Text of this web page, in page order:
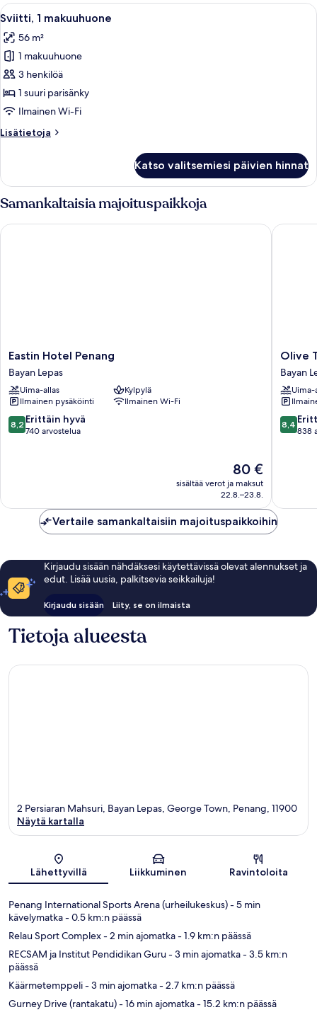
hengen
Avaa
kaikki
huonetyypin
Sviitti,
1
makuuhuone
kuvat
Moderni hotellihuone, jossa on
7
Sviitti, 1 makuuhuone
56 m²
1 makuuhuone
3 henkilöä
1 suuri parisänky
Ilmainen Wi-Fi
Lisätietoja
Lisätietoja
makuuhuone
Katso valitsemiesi päivien hinnat
Samankaltaisia majoituspaikkoja
Eastin
Hotel
Penang
Bayan
Lepas
Eastin Hotel Penang
Bayan Lepas
Uima-allas
Kylpylä
Ilmainen pysäköinti
Ilmainen Wi-Fi
8.2
kautta
8,2 Erittäin hyvä
740 arvostelua
Hinta
on
80 €
80 €
sisältää verot ja maksut
22.8.–23.8.
Eastin Hotel Penang
Olive
Tree
Hotel
Bayan
Lepas
Olive
Bayan
Uima-
8.4
kautta
8,4
838
Olive
Vertaile samankaltaisiin majoituspaikkoihin
Kirjaudu sisään nähdäksesi käytettävissä olevat alennukset ja
edut. Lisää uusia, palkitsevia seikkailuja!
Kirjaudu sisään Liity, se on ilmaista
Tietoja alueesta
Kartta
2 Persiaran Mahsuri, Bayan Lepas, George Town, Penang, 11900
Näytä kartalla
Lähettyvillä Liikkuminen Ravintoloita
Penang International Sports Arena (urheilukeskus)- 5 min
kävelymatka- 0.5 km:n päässä
Relau Sport Complex- 2 min ajomatka- 1.9 km:n päässä
RECSAM ja Institut Pendidikan Guru- 3 min ajomatka- 3.5 km:n
päässä
Käärmetemppeli- 3 min ajomatka- 2.7 km:n päässä
Gurney Drive (rantakatu)- 16 min ajomatka- 15.2 km:n päässä